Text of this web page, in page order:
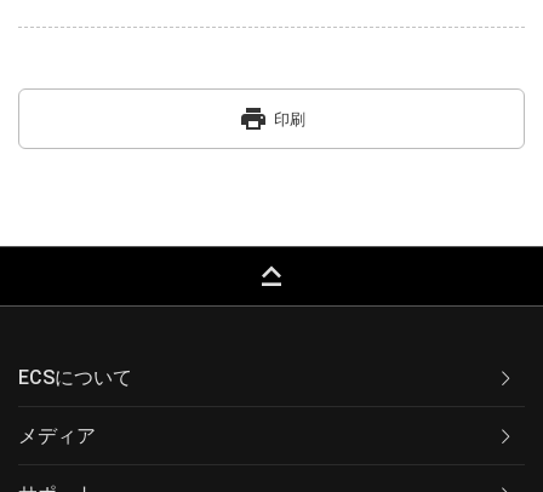
print 印刷
keyboard_capslock
ECSについて
メディア